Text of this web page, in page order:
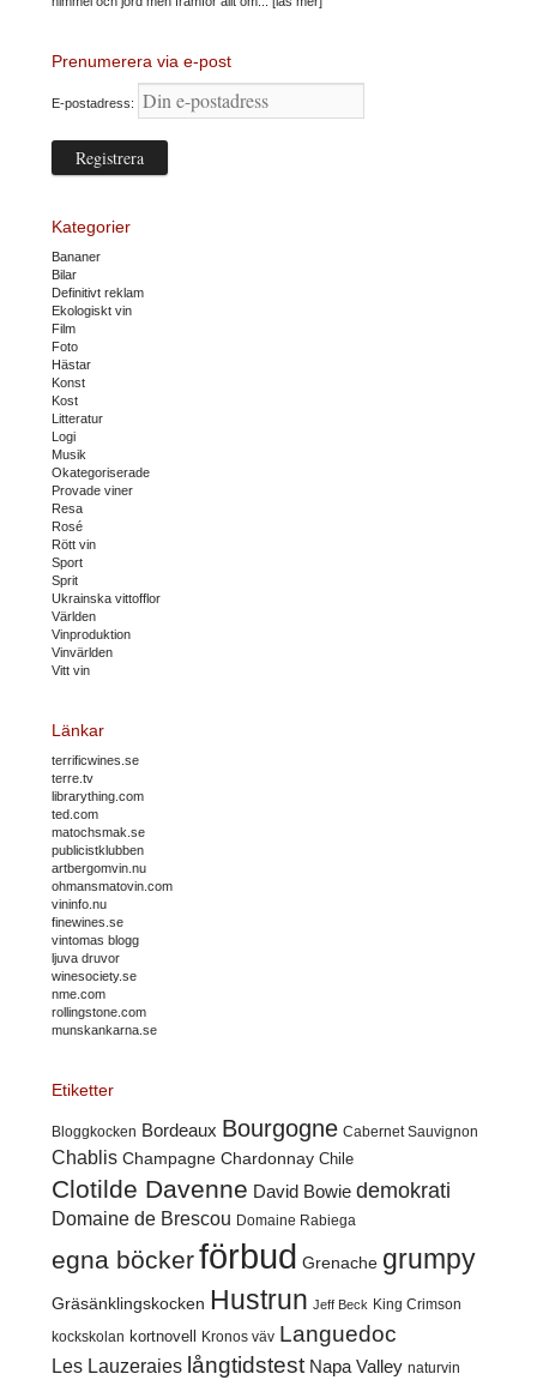
Prenumerera via e-post
E-postadress:
Kategorier
Bananer
Bilar
Definitivt reklam
Ekologiskt vin
Film
Foto
Hästar
Konst
Kost
Litteratur
Logi
Musik
Okategoriserade
Provade viner
Resa
Rosé
Rött vin
Sport
Sprit
Ukrainska vittofflor
Världen
Vinproduktion
Vinvärlden
Vitt vin
Länkar
terrificwines.se
terre.tv
librarything.com
ted.com
matochsmak.se
publicistklubben
artbergomvin.nu
ohmansmatovin.com
vininfo.nu
finewines.se
vintomas blogg
ljuva druvor
winesociety.se
nme.com
rollingstone.com
munskankarna.se
Etiketter
Bloggkocken Bordeaux Bourgogne Cabernet Sauvignon
Chablis Champagne Chardonnay Chile
Clotilde Davenne David Bowie demokrati
Domaine de Brescou Domaine Rabiega
egna böckerförbud Grenache grumpy
Gräsänklingskocken Hustrun Jeff Beck King Crimson
kockskolan kortnovell Kronos väv Languedoc
Les Lauzeraies långtidstest Napa Valley naturvin